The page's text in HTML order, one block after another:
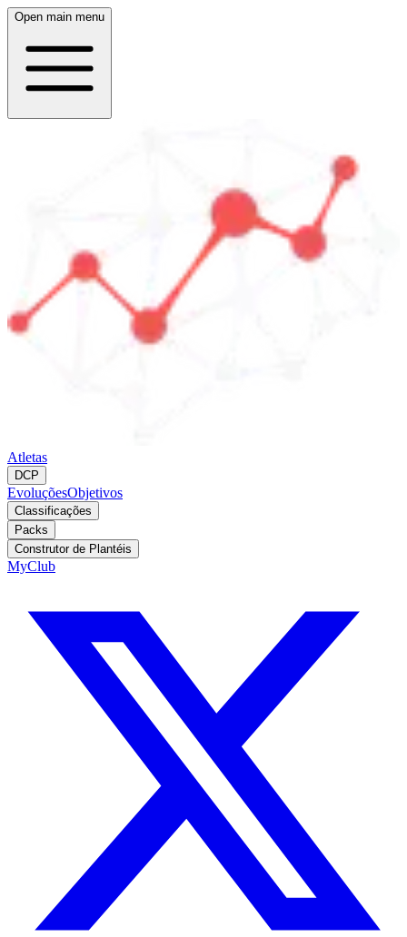
Open main menu
Atletas
DCP
EvoluçõesObjetivos
Classificações
Packs
Construtor de Plantéis
MyClub